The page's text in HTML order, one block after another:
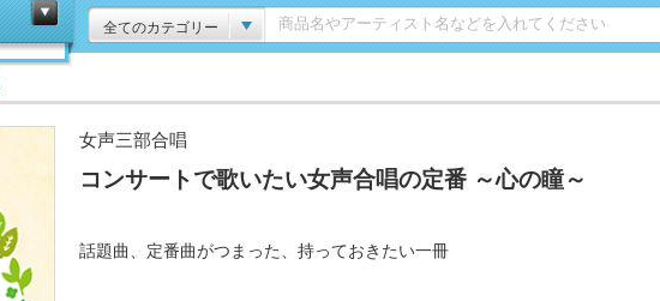
全てのカテゴリー
女声三部合唱
コンサートで歌いたい女声合唱の定番 ～心の瞳～
話題曲、定番曲がつまった、持っておきたい一冊